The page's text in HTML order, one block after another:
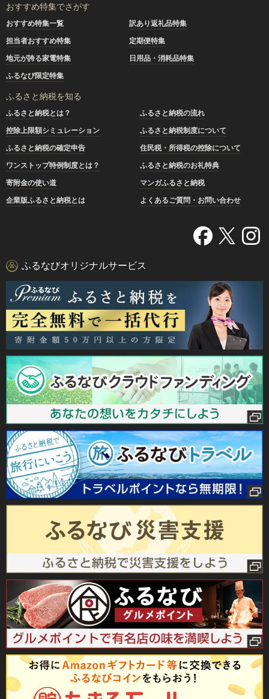
おすすめ特集でさがす
おすすめ特集一覧
訳あり返礼品特集
担当者おすすめ特集
定期便特集
地元が誇る家電特集
日用品・消耗品特集
ふるなび限定特集
ふるさと納税を知る
ふるさと納税とは？
ふるさと納税の流れ
控除上限額シミュレーション
ふるさと納税制度について
ふるさと納税の確定申告
住民税・所得税の控除について
ワンストップ特例制度とは？
ふるさと納税のお礼特典
寄附金の使い道
マンガふるさと納税
企業版ふるさと納税とは
よくあるご質問・お問い合わせ
ふるなびオリジナルサービス